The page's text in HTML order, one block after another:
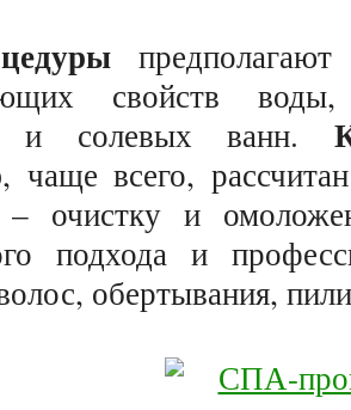
свойств
и солевых ванн.
, чаще всего,
– очистку и
подхода и
обертывания,